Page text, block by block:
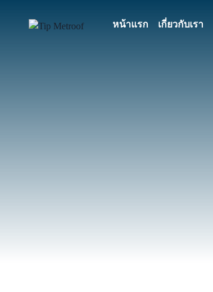
หน้าแรก เกี่ยวกับเรา